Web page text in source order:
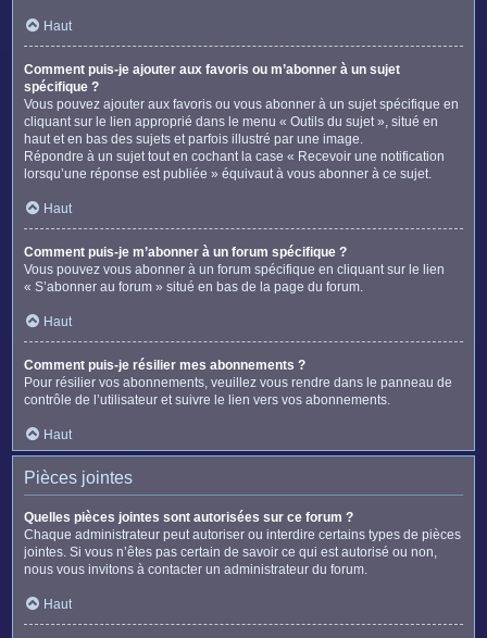
Haut
Comment puis-je ajouter aux favoris ou m’abonner à un sujet
spécifique ?
Vous pouvez ajouter aux favoris ou vous abonner à un sujet spécifique en
cliquant sur le lien approprié dans le menu « Outils du sujet », situé en
haut et en bas des sujets et parfois illustré par une image.
Répondre à un sujet tout en cochant la case « Recevoir une notification
lorsqu’une réponse est publiée » équivaut à vous abonner à ce sujet.
Haut
Comment puis-je m’abonner à un forum spécifique ?
Vous pouvez vous abonner à un forum spécifique en cliquant sur le lien
« S’abonner au forum » situé en bas de la page du forum.
Haut
Comment puis-je résilier mes abonnements ?
Pour résilier vos abonnements, veuillez vous rendre dans le panneau de
contrôle de l’utilisateur et suivre le lien vers vos abonnements.
Haut
Pièces jointes
Quelles pièces jointes sont autorisées sur ce forum ?
Chaque administrateur peut autoriser ou interdire certains types de pièces
jointes. Si vous n’êtes pas certain de savoir ce qui est autorisé ou non,
nous vous invitons à contacter un administrateur du forum.
Haut